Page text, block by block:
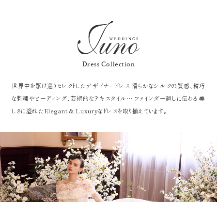
Dress Collection
世界中を駆け巡りセレクトしたデザイナードレス 滑らかなシルクの質感、精巧
な刺繍やビーディング、芸術的なテキスタイル… ファインダー越しに伝わる 美
しさに溢れたElegant & Luxuryなドレスを取り揃えています。